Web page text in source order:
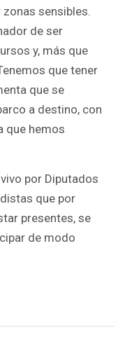
sensibles.
de ser
y, más que
que tener
que se
a destino, con
que hemos
por Diputados
que por
presentes, se
de modo